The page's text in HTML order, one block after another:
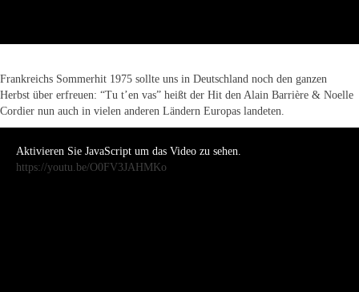
Frankreichs Sommerhit 1975 sollte uns in Deutschland noch den ganzen
Herbst über erfreuen: “Tu t’en vas” heißt der Hit den Alain Barrière & Noelle
Cordier nun auch in vielen anderen Ländern Europas landeten.
Aktivieren Sie JavaScript um das Video zu sehen.
https://youtu.be/O0FV3JAHMKo